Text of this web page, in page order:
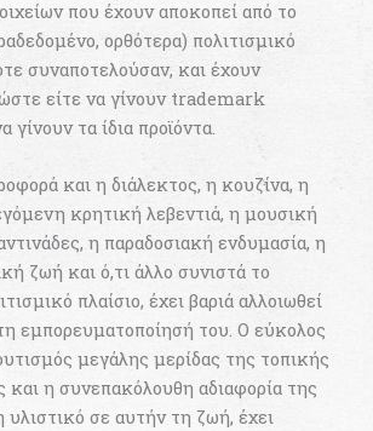
που έχουν αποκοπεί από το
ορθότερα) πολιτισμικό
συναποτελούσαν, και έχουν
είτε να γίνουν trademark
γίνουν τα ίδια προϊόντα.
και η διάλεκτος, η κουζίνα, η
κρητική λεβεντιά, η μουσική
η παραδοσιακή ενδυμασία, η
ζωή και ό,τι άλλο συνιστά το
πλαίσιο, έχει βαριά αλλοιωθεί
εμπορευματοποίησή του. Ο εύκολος
μεγάλης μερίδας της τοπικής
και η συνεπακόλουθη αδιαφορία της
υλιστικό σε αυτήν τη ζωή, έχει